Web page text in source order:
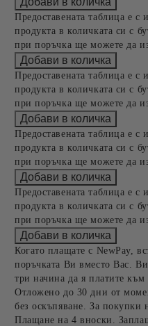
Предоставената таблица е
продукта в количката си с
при поръчка ще можете да
Предоставената таблица е
продукта в количката си с
при поръчка ще можете да
Предоставената таблица е
продукта в количката си с
при поръчка ще можете да
Предоставената таблица е
продукта в количката си с
при поръчка ще можете да
Когато плащате с NewPay,
поръчката Ви вместо Вас.
три начина да я платите към
Отложено до 30 дни от
без оскъпяване. За покупки
Плащане на 4 вноски.